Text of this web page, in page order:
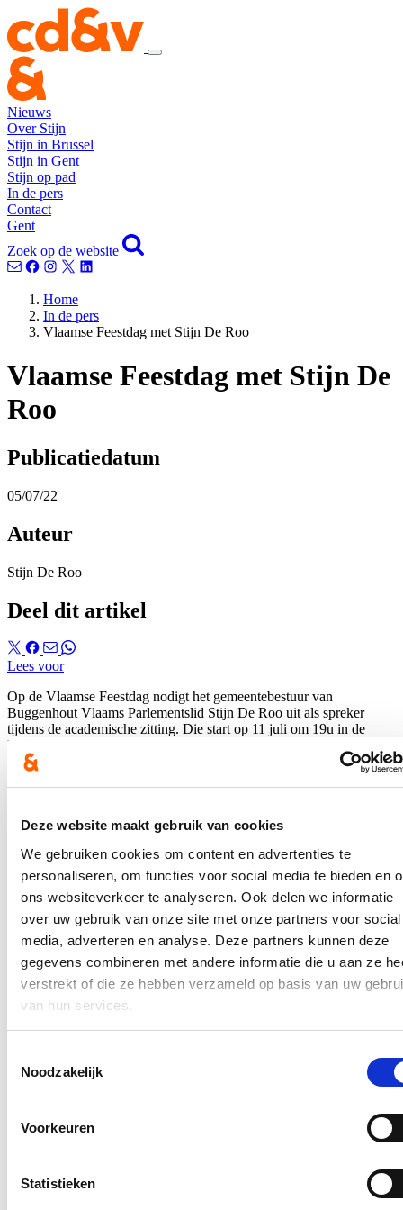
Deze website maakt gebruik van cookies
We gebruiken cookies om content en advertenties te
personaliseren, om functies voor social media te bieden en
ons websiteverkeer te analyseren. Ook delen we informatie
over uw gebruik van onze site met onze partners voor social
media, adverteren en analyse. Deze partners kunnen deze
gegevens combineren met andere informatie die u aan ze
verstrekt of die ze hebben verzameld op basis van uw
van hun services.
Noodzakelijk
Voorkeuren
Statistieken
Nieuws
Over Stijn
Stijn in Brussel
Stijn in Gent
Stijn op pad
In de pers
Contact
Gent
Zoek op de website
Home
In de pers
Vlaamse Feestdag met Stijn De Roo
Vlaamse Feestdag met Stijn De
Roo
Publicatiedatum
05/07/22
Auteur
Stijn De Roo
Deel dit artikel
Lees voor
Op de Vlaamse Feestdag nodigt het gemeentebestuur van
Buggenhout Vlaams Parlementslid Stijn De Roo uit als spreker
tijdens de academische zitting. Die start op 11 juli om 19u in de
Raadszaal van het gemeentehuis.
Hierover verscheen een bericht op de
In de pers
Nieuwe speeltuin in Ter Durmenpark komt er nog
dit jaar
Speelzones in de buurt zijn belangrijke ontmoetingsplaatsen voor
kinderen, ouders en buurtbewoners. Ze dragen bij aan de
leefbaarheid van de wijk en bieden kinderen de mogelijkheid om
dicht bij huis veilig te spelen.
haverklap vastrijden, krijgt ‘halve knip’
Vanaf 17 juli zullen voertuigen tijdelijk slechts langs één richting